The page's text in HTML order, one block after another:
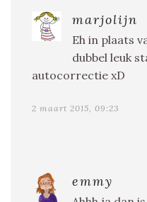
marjolijn
Eh in plaats
dubbel leuk
autocorrectie xD
2 maart 2015, 09:23
emmy